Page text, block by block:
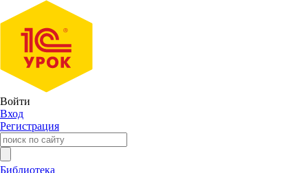
Войти
Вход
Регистрация
Библиотека